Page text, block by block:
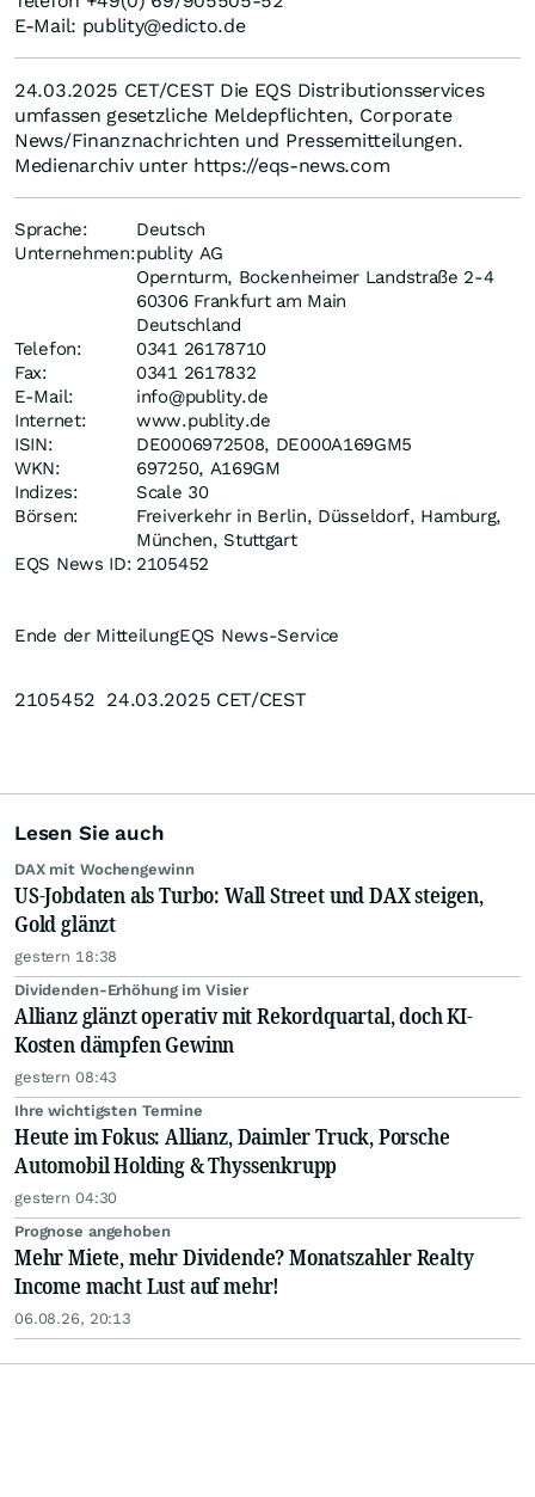
E-Mail: publity@edicto.de
24.03.2025 CET/CEST Die EQS Distributionsservices
umfassen gesetzliche Meldepflichten, Corporate
News/Finanznachrichten und Pressemitteilungen.
Medienarchiv unter https://eqs-news.com
Sprache:
Deutsch
Unternehmen:publity AG
Opernturm, Bockenheimer Landstraße 2-4
60306 Frankfurt am Main
Deutschland
Telefon:
0341 26178710
Fax:
0341 2617832
E-Mail:
info@publity.de
Internet:
www.publity.de
ISIN:
DE0006972508, DE000A169GM5
WKN:
697250, A169GM
Indizes:
Scale 30
Börsen:
Freiverkehr in Berlin, Düsseldorf, Hamburg,
München, Stuttgart
EQS News ID: 2105452
Ende der MitteilungEQS News-Service
2105452 24.03.2025 CET/CEST
Lesen Sie auch
DAX mit Wochengewinn
US-Jobdaten als Turbo: Wall Street und DAX steigen,
Gold glänzt
gestern 18:38
Dividenden-Erhöhung im Visier
Allianz glänzt operativ mit Rekordquartal, doch KI-
Kosten dämpfen Gewinn
gestern 08:43
Ihre wichtigsten Termine
Heute im Fokus: Allianz, Daimler Truck, Porsche
Automobil Holding & Thyssenkrupp
gestern 04:30
Prognose angehoben
Mehr Miete, mehr Dividende? Monatszahler Realty
Income macht Lust auf mehr!
06.08.26, 20:13